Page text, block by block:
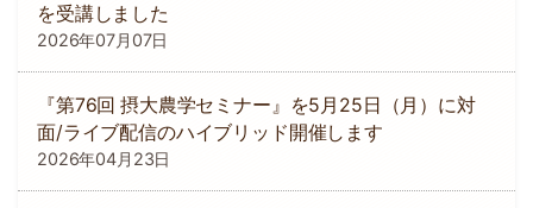
を受講しました
2026年07月07日
『第76回 摂大農学セミナー』を5月25日（月）に対
面/ライブ配信のハイブリッド開催します
2026年04月23日